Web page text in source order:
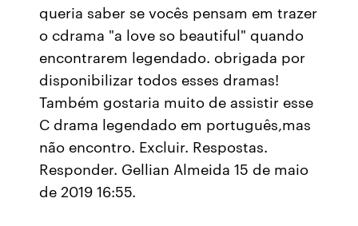
queria saber se vocês pensam em trazer
o cdrama "a love so beautiful" quando
encontrarem legendado. obrigada por
disponibilizar todos esses dramas!
Também gostaria muito de assistir esse
C drama legendado em português,mas
não encontro. Excluir. Respostas.
Responder. Gellian Almeida 15 de maio
de 2019 16:55.